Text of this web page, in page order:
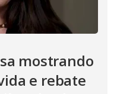
mostrando
e rebate